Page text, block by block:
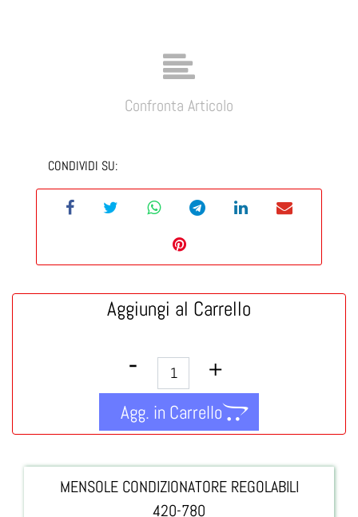
Confronta Articolo
CONDIVIDI SU:
Aggiungi al Carrello
Quantità
Agg. in Carrello
MENSOLE CONDIZIONATORE REGOLABILI
420-780